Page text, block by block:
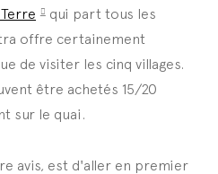
qui part tous les
offre certainement
de visiter les cinq villages.
être achetés 15/20
sur le quai.
avis, est d'aller en premier